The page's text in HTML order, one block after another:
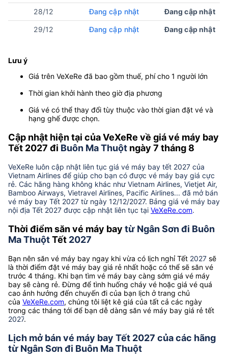
28/12 Đang cập nhật Đang cập nhật
29/12 Đang cập nhật Đang cập nhật
Lưu ý
Giá trên VeXeRe đã bao gồm thuế, phí cho 1 người lớn
Thời gian khởi hành theo giờ địa phương
Giá vé có thể thay đổi tùy thuộc vào thời gian đặt vé và
hạng ghế được chọn.
Cập nhật hiện tại của VeXeRe về giá vé máy bay
Tết 2027 đi Buôn Ma Thuột ngày 7 tháng 8
VeXeRe luôn cập nhật liên tục giá vé máy bay tết 2027 của
Vietnam Airlines để giúp cho bạn có được vé máy bay giá cực
rẻ. Các hãng hàng không khác như Vietnam Airlines, Vietjet Air,
Bamboo Airways, Vietravel Airlines, Pacific Airlines... đã mở bán
vé máy bay Tết 2027 từ ngày 12/12/2027. Bảng giá vé máy bay
nội địa Tết 2027 được cập nhật liên tục tại VeXeRe.com.
Thời điểm săn vé máy bay từ Ngân Sơn đi Buôn
Ma ThuộtTết 2027
Bạn nên săn vé máy bay ngay khi vừa có lịch nghỉ Tết 2027 sẽ
là thời điểm đặt vé máy bay giá rẻ nhất hoặc có thể sẽ săn vé
trước 4 tháng. Khi bạn tìm vé máy bay càng sớm giá vé máy
bay sẽ càng rẻ. Đừng để tình huống cháy vé hoặc giá vé quá
cao ảnh hưởng đến chuyến đi của bạn lịch ở trang chủ
của VeXeRe.com, chúng tôi liệt kê giá của tất cả các ngày
trong các tháng tới để bạn dễ dàng săn vé máy bay giá rẻ tết
2027.
Lịch mở bán vé máy bay Tết 2027 của các hãng
từ Ngân Sơn đi Buôn Ma Thuột